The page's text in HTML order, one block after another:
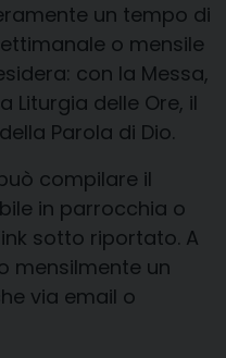
un tempo di
o mensile
con la Messa,
Liturgia delle Ore, il
Parola di Dio.
compilare il
in parrocchia o
sotto riportato. A
mensilmente un
via email o